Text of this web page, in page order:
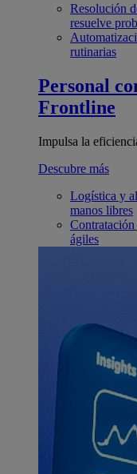
Resolución
resuelve
rutinarias
Personal
Frontline
Impulsa la
Descubre más
Logística y
manos libres
ágiles